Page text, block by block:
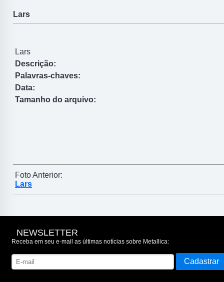
Lars
Lars
Descrição:
Palavras-chaves:
Data:
Tamanho do arquivo:
Foto Anterior:
Lars
NEWSLETTER
Receba em seu e-mail as últimas notícias sobre Metallica: